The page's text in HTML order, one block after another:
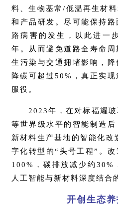
料、生物基常/低温再生材
和产品研发。尽可能保持
路病害的发生，以此进一
年。从而避免道路全寿命
生污染与交通拥堵影响，
降碳可超过50%，真正实
服役。
2023年，在对标福耀
等世界级水平的智能制造
新材料生产基地的智能化改
字化转型的“头号工程”。
100%，碳排放减少约30%
人工智能与新材料深度结合
开创生态